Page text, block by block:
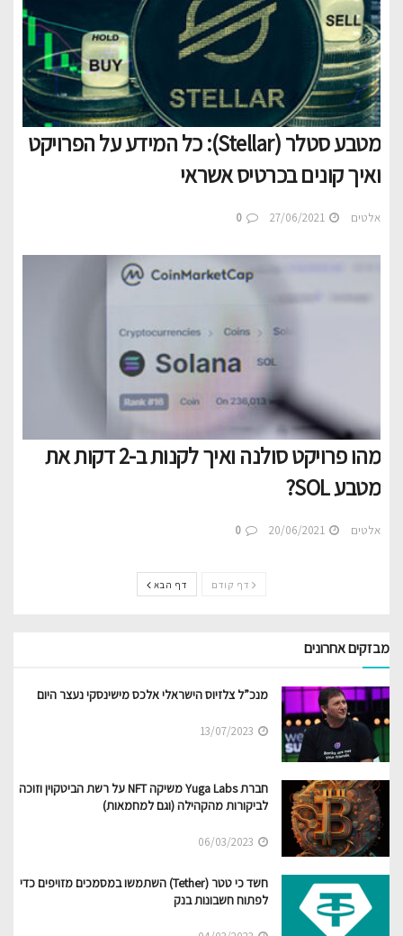
מטבע סטלר (Stellar): כל המידע על הפרויקט
ואיך קונים בכרטיס אשראי
אלטים
מהו פרויקט סולנה ואיך לקנות ב-2 דקות את
מטבע SOL?
אלטים
דף קודם דף הבא
מבזקים אחרונים
מנכ”ל צלזיוס הישראלי אלכס מישינסקי נעצר היום
חברת Yuga Labs משיקה NFT על רשת הביטקוין וזוכה
לביקורות מהקהילה (וגם למחמאות)
חשד כי טטר (Tether) השתמשו במסמכים מזויפים כדי
לפתוח חשבונות בנק